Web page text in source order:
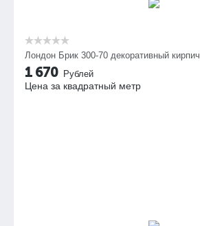
Лондон Брик 300-70 декоративный кирпич
1 670 Рублей
Цена за квадратный метр